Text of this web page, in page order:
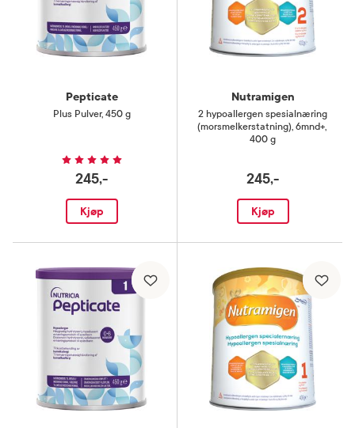
Pepticate
Plus Pulver, 450 g
245,-
Kjøp
Nutramigen
2 hypoallergen spesialnæring
(morsmelkerstatning), 6mnd+,
400 g
245,-
Kjøp